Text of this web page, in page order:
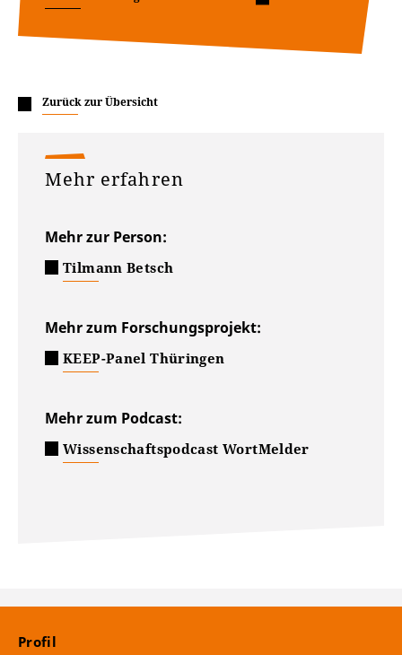
Zurück zur Übersicht
Mehr erfahren
Mehr zur Person:
Tilmann Betsch
Mehr zum Forschungsprojekt:
KEEP-Panel Thüringen
Mehr zum Podcast:
Wissenschaftspodcast WortMelder
Profil